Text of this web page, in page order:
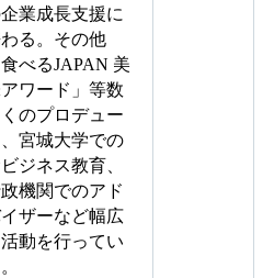
業成長支援に
る。その他
食べるJAPAN 美
ワード」等数
のプロデュー
宮城大学での
ジネス教育、
機関でのアド
ザーなど幅広
活動を行ってい